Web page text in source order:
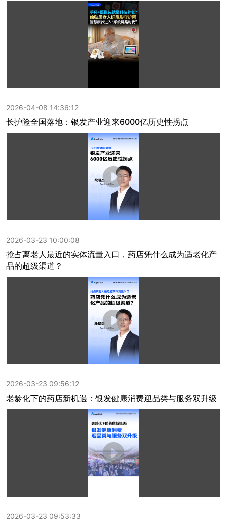
2026-04-08 14:36:12
长护险全国落地：银发产业迎来6000亿历史性拐点
2026-03-23 10:00:08
抢占离老人最近的实体流量入口，药店凭什么成为适老化产
品的超级渠道？
2026-03-23 09:56:12
老龄化下的药店新机遇：银发健康消费迎品类与服务双升级
2026-03-23 09:53:33